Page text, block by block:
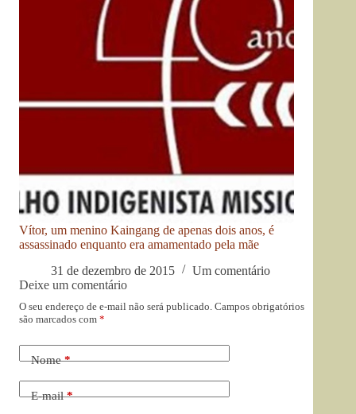
Vítor, um menino Kaingang de apenas dois anos, é
assassinado enquanto era amamentado pela mãe
31 de dezembro de 2015
Um comentário
Deixe um comentário
O seu endereço de e-mail não será publicado. Campos obrigatórios
são marcados com *
Nome*
E-mail*